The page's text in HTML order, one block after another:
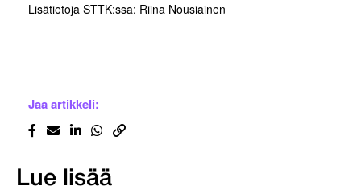
Lisätietoja STTK:ssa: Riina Nousiainen
Jaa artikkeli:
Lue lisää